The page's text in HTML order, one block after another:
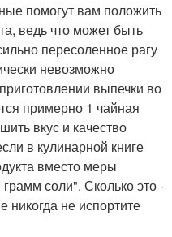
помогут вам положить
ведь что может быть
пересоленное рагу
невозможно
выпечки во
примерно 1 чайная
вкус и качество
в кулинарной книге
вместо меры
соли". Сколько это -
никогда не испортите